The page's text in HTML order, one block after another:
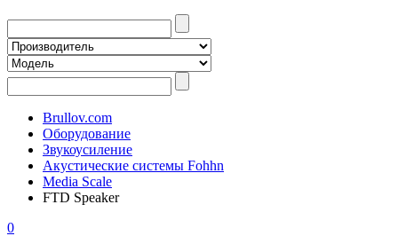
Brullov.com
Оборудование
Звукоусиление
Акустические системы Fohhn
Media Scale
FTD Speaker
0